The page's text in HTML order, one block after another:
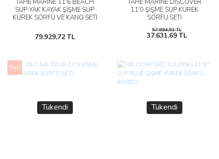
TAHE MARINE 11'6 BEACH
SUP-YAK KAYAK ŞİŞME SUP
KÜREK SÖRFÜ VE KANO SETİ
79.929,72 TL
TAHE MARINE DISCOVER
11'0 ŞİŞME SUP KÜREK
SÖRFÜ SETİ
57.894,91 TL
37.631,69 TL
Yeni
Tükendi Tükendi